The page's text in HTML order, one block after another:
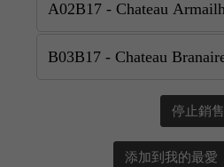
停止銷售
添加到我的最愛